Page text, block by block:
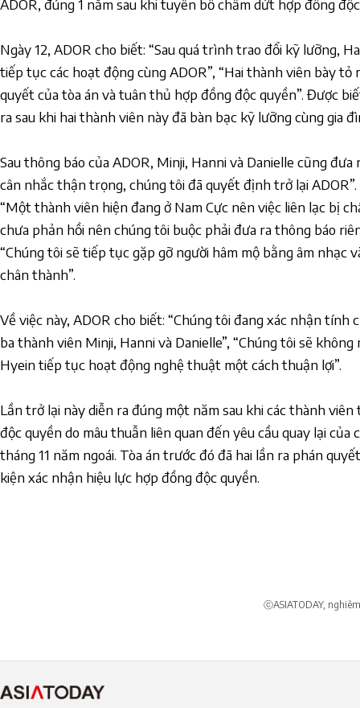
ADOR, đúng 1 năm sau khi tuyên bố chấm dứt hợp đồng
Ngày 12, ADOR cho biết: “Sau quá trình trao đổi kỹ lưỡng,
tiếp tục các hoạt động cùng ADOR”, “Hai thành viên bày
quyết của tòa án và tuân thủ hợp đồng độc quyền”. Được
ra sau khi hai thành viên này đã bàn bạc kỹ lưỡng cùng gia
Sau thông báo của ADOR, Minji, Hannivà Danielle cũng đưa
cân nhắc thận trọng, chúng tôi đã quyết định trở lại
“Một thành viên hiện đang ở Nam Cực nên việc liên lạc bị
chưa phản hồi nên chúng tôi buộc phải đưa ra thông báo
“Chúng tôi sẽ tiếp tục gặp gỡ người hâm mộ bằng âm nhạc
chân thành”.
Về việc này, ADOR cho biết: “Chúng tôi đang xác nhận tính
ba thành viên Minji, Hanni và Danielle”, “Chúng tôi sẽ
Hyein tiếp tục hoạt động nghệ thuật một cách thuận lợi”.
Lần trở lại này diễn ra đúng một nămsau khi các thành
độc quyền do mâu thuẫn liên quan đến yêu cầu quay lại của
tháng 11 năm ngoái. Tòa án trước đó đã hai lần ra phán
kiện xác nhận hiệu lực hợp đồng độc quyền.
ⓒASIATODAY,